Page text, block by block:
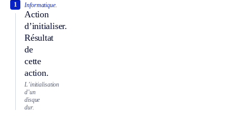
Informatique.
Action
d’initialiser.
Résultat
de
cette
action.
1
L’initialisation
d’un
disque
dur.